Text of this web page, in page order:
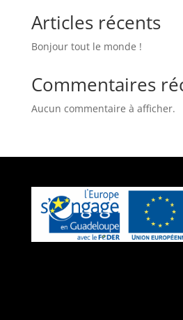
Articles récents
Bonjour tout le monde !
Commentaires
Aucun commentaire à afficher.